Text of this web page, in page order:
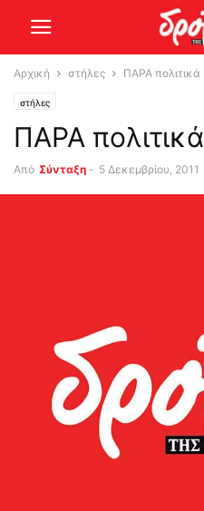
Αρχική στήλες ΠΑΡΑ πολιτικά
στήλες
ΠΑΡΑ πολιτικά
Από Σύνταξη - 5 Δεκεμβρίου, 2011